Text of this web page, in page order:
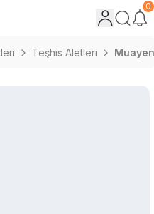
0
Teşhis Aletleri